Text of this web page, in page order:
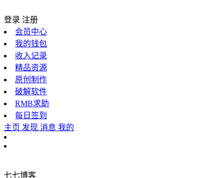
登录 注册
会员中心
我的钱包
收入记录
精品资源
原创制作
破解软件
RMB求助
每日签到
主页 发现 消息 我的
七七博客